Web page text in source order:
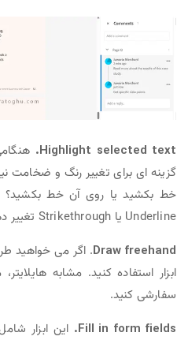
Highlight selected text.
گزینه ای برای تغییر رنگ و ضخامت
خط بکشید یا روی آن خط بکشید؟
Underline یا Strikethrough تغییر دهید.
Draw freehand. اگر می خواهید
ابزار استفاده کنید. مشابه
سفارشی کنید.
Fill in form fields. این ابزار